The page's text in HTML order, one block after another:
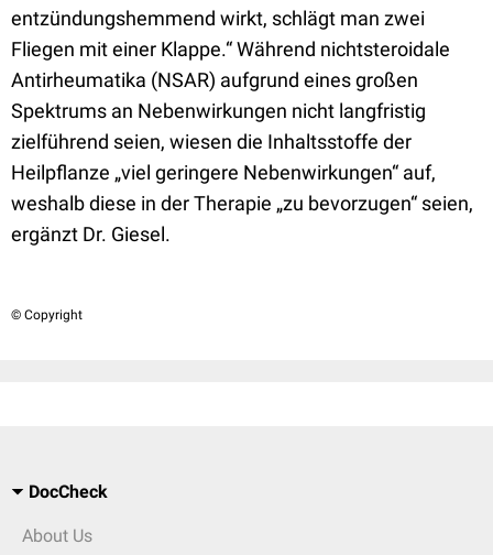
entzündungshemmend wirkt, schlägt man zwei
Fliegen mit einer Klappe.“ Während nichtsteroidale
Antirheumatika (NSAR) aufgrund eines großen
Spektrums an Nebenwirkungen nicht langfristig
zielführend seien, wiesen die Inhaltsstoffe der
Heilpflanze „viel geringere Nebenwirkungen“ auf,
weshalb diese in der Therapie „zu bevorzugen“ seien,
ergänzt Dr. Giesel.
© Copyright
DocCheck
About Us